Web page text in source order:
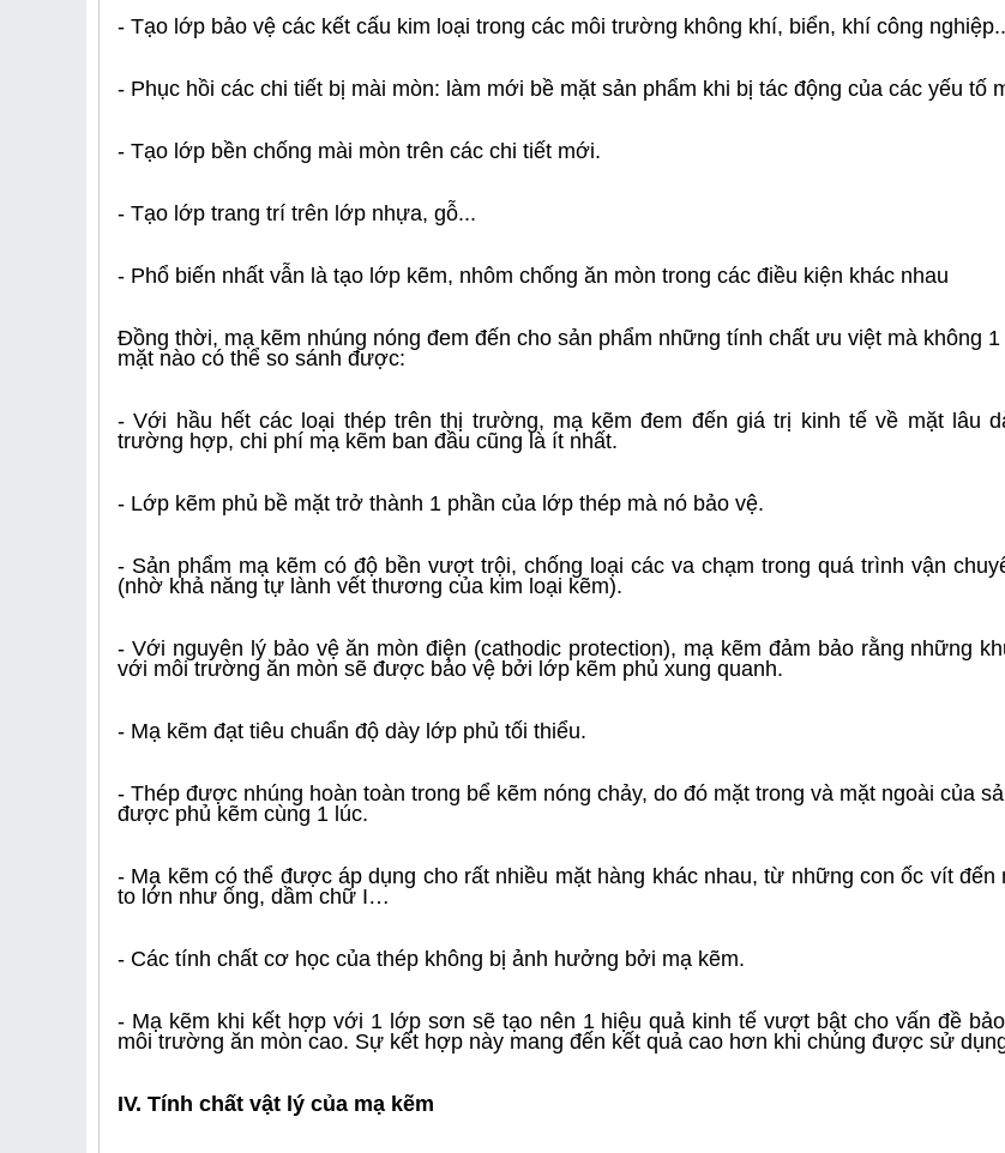
- Tạo lớp bảo vệ các kết cấu kim loại trong các môi trường không khí, biển, khí công
- Phục hồi các chi tiết bị mài mòn: làm mới bề mặt sản phẩm khi bị tác động của các yếu tố
- Tạo lớp bền chống mài mòn trên các chi tiết mới.
- Tạo lớp trang trí trên lớp nhựa, gỗ...
- Phổ biến nhất vẫn là tạo lớp kẽm, nhôm chống ăn mòn trong các điều kiện khác nhau
Đồng thời, mạ kẽm nhúng nóng đem đến cho sản phẩm những tính chất ưu việt mà không
mặt nào có thể so sánh được:
- Với hầu hết các loại thép trên thị trường, mạ kẽm đem đến giá trị kinh tế về mặt lâu
trường hợp, chi phí mạ kẽm ban đầu cũng là ít nhất.
- Lớp kẽm phủ bề mặt trở thành 1 phần của lớp thép mà nó bảo vệ.
- Sản phẩm mạ kẽm có độ bền vượt trội, chống loại các va chạm trong quá trình vận
(nhờ khả năng tự lành vết thương của kim loại kẽm).
- Với nguyên lý bảo vệ ăn mòn điện (cathodic protection), mạ kẽm đảm bảo rằng những
với môi trường ăn mòn sẽ được bảo vệ bởi lớp kẽm phủ xung quanh.
- Mạ kẽm đạt tiêu chuẩn độ dày lớp phủ tối thiểu.
- Thép được nhúng hoàn toàn trong bể kẽm nóng chảy, do đó mặt trong và mặt ngoài của
được phủ kẽm cùng 1 lúc.
- Mạ kẽm có thể được áp dụng cho rất nhiều mặt hàng khác nhau, từ những con ốc vít đến
to lớn như ống, dầm chữ I…
- Các tính chất cơ học của thép không bị ảnh hưởng bởi mạ kẽm.
- Mạ kẽm khi kết hợp với 1 lớp sơn sẽ tạo nên 1 hiệu quả kinh tế vượt bật cho vấn đề
môi trường ăn mòn cao. Sự kết hợp này mang đến kết quả cao hơn khi chúng được sử
IV. Tính chất vật lý của mạ kẽm